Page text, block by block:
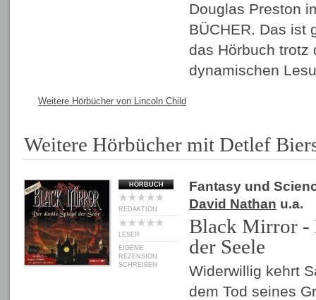
Douglas Preston
BÜCHER. Das ist
das Hörbuch trotz
dynamischen
Weitere Hörbücher von Lincoln Child
Weitere Hörbücher mit Detlef
HÖRBUCH
REDAKTION
LESER
EIGENE
REZENSION
SCHREIBEN
Fantasy und
David Nathan u.a.
Black Mirror -
der Seele
Widerwillig kehrt
dem Tod seines